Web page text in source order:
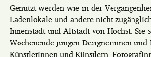
Genutzt werden wie in der
Ladenlokale und andere nicht
Innenstadt und Altstadt von Höchst. Sie
Wochenende jungen Designerinnen und